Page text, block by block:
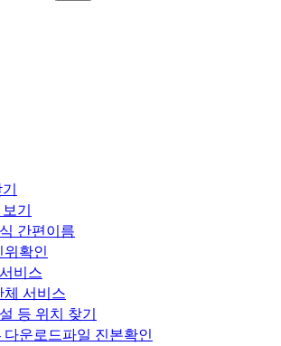
기
간편이름
확인
비스
서비스
등 위치 찾기
다운로드파일 진본확인